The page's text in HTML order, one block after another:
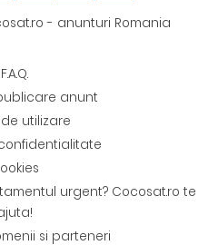
- anunturi Romania
F.A.Q.
anunt
utilizare
urgent? Cocosat.ro te
si parteneri